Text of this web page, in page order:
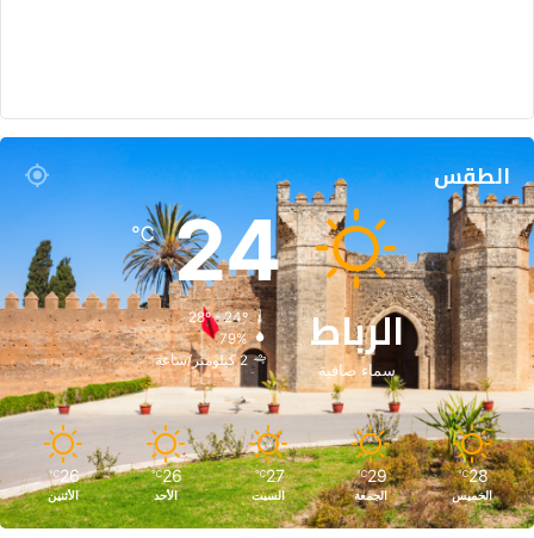
الطقس
الرباط
سماء صافية
24
℃
28º - 24º
79%
2 كيلومتر/ساعة
28
℃
الخميس
29
℃
الجمعة
27
℃
السبت
26
℃
الأحد
26
℃
الأثنين